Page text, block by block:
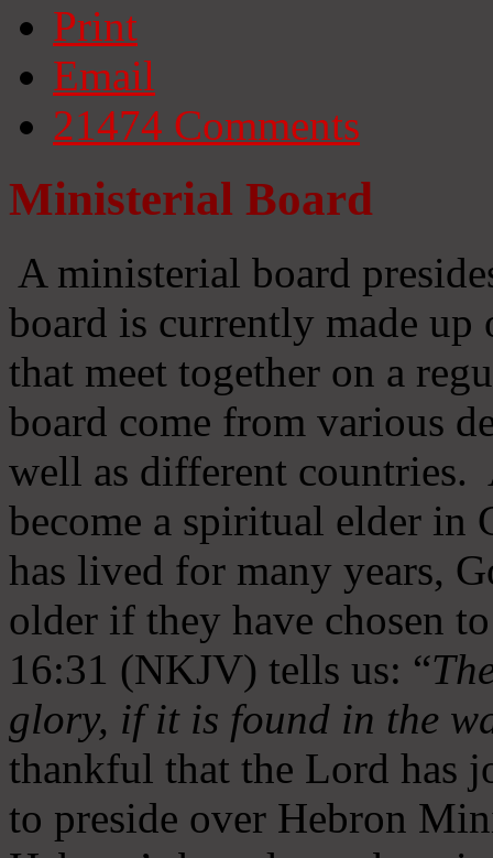
Print
Email
21474 Comments
Ministerial Board
A ministerial board
board is currently made
that meet together on a
board come from various
well as different countries.
become a spiritual elder in
has lived for many years,
older if they have chosen
16:31 (NKJV) tells us: “
glory, if it is found in the
thankful that the Lord has
to preside over Hebron